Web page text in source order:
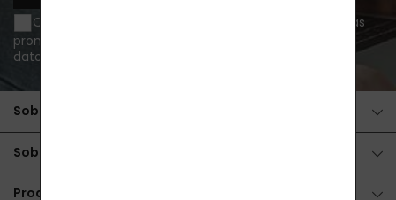
Quiero recibir información sobre novedades y ofertas
promocionales por e-mail y acepto
datos personales
Sobre la compra
Sobre los productos
Productos